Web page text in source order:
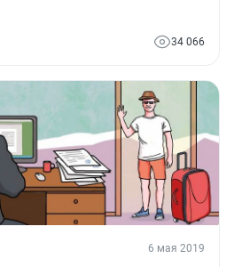
особое внимание и как не
эта статья.
34 066
6 мая 2019